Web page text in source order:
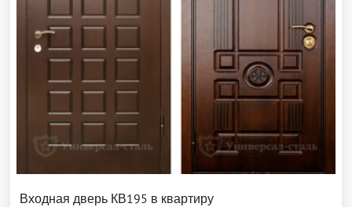
Входная дверь КВ195 в квартиру